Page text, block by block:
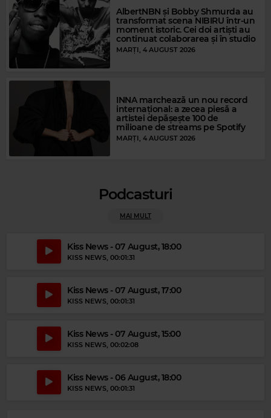
MAGIC PARTY MIX –MAGIC PARTY MIX
MUSIC TRAVEL LOVE FT. BUGOY DRILON–NOTHING'S GONNA CHANGE
MY LOVE FOR YOU
AlbertNBN și Bobby Shmurda au
transformat scena NIBIRU într-un
moment istoric. Cei doi artiști au
continuat colaborarea și în studio
MARȚI, 4 AUGUST 2026
INNA marchează un nou record
internațional: a zecea piesă a
artistei depășește 100 de
milioane de streams pe Spotify
MARȚI, 4 AUGUST 2026
Podcasturi
MAI MULT
Kiss News - 07 August, 18:00
KISS NEWS, 00:01:31
Kiss News - 07 August, 17:00
KISS NEWS, 00:01:31
Kiss News - 07 August, 15:00
KISS NEWS, 00:02:08
Kiss News - 06 August, 18:00
KISS NEWS, 00:01:31